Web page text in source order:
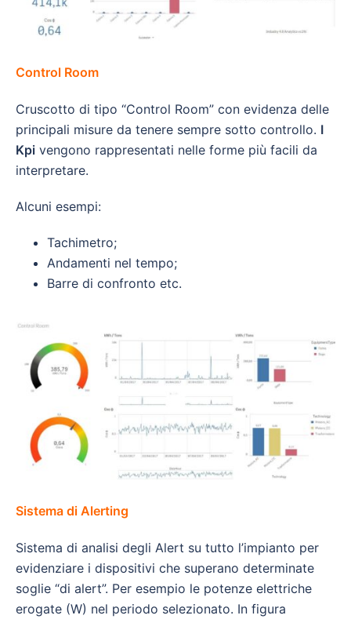
Control Room
Cruscotto di tipo “Control Room” con evidenza delle
principali misure da tenere sempre sotto controllo. I
Kpi vengono rappresentati nelle forme più facili da
interpretare.
Alcuni esempi:
Tachimetro;
Andamenti nel tempo;
Barre di confronto etc.
Sistema di Alerting
Sistema di analisi degli Alert su tutto l’impianto per
evidenziare i dispositivi che superano determinate
soglie “di alert”. Per esempio le potenze elettriche
erogate (W) nel periodo selezionato. In figura